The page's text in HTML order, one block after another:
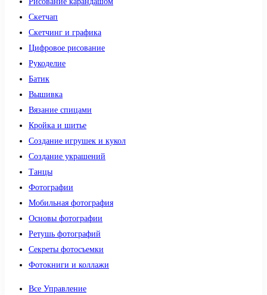
Скетчап
Скетчинг и графика
Цифровое рисование
Рукоделие
Батик
Вышивка
Вязание спицами
Кройка и шитье
Создание игрушек и кукол
Создание украшений
Танцы
Фотографии
Мобильная фотография
Основы фотографии
Ретушь фотографий
Секреты фотосъемки
Фотокниги и коллажи
Все Управление